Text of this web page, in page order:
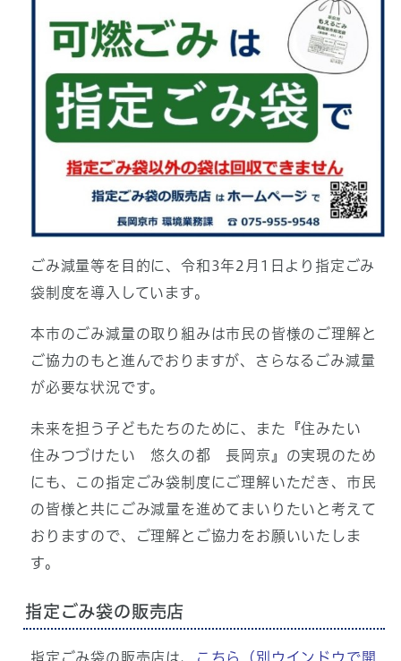
ごみ減量等を目的に、令和3年2月1日より指定ごみ
袋制度を導入しています。
本市のごみ減量の取り組みは市民の皆様のご理解と
ご協力のもと進んでおりますが、さらなるごみ減量
が必要な状況です。
未来を担う子どもたちのために、また『住みたい
住みつづけたい 悠久の都 長岡京』の実現のため
にも、この指定ごみ袋制度にご理解いただき、市民
の皆様と共にごみ減量を進めてまいりたいと考えて
おりますので、ご理解とご協力をお願いいたしま
す。
指定ごみ袋の販売店
指定ごみ袋の販売店は、 こちら
（別ウインドウで開